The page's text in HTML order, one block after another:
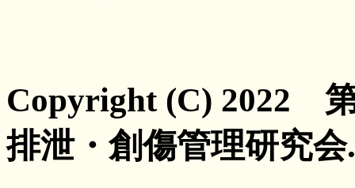
Copyright (C) 2022
排泄・創傷管理研究